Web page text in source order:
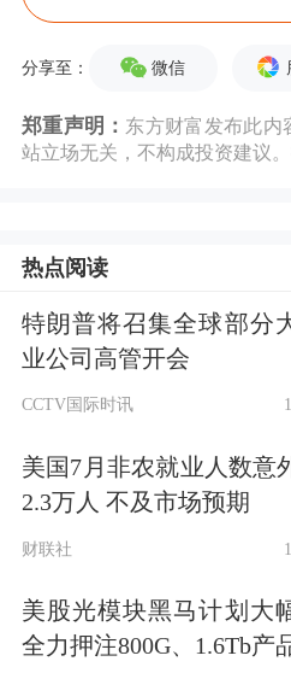
江水暖鸭先知”的领
场已步入“仲夏”，券
低位，该背离或将难
究发现，自2024年
响券商板块的资金
净买入贡献，散户
在2024年10月至12
年4月市场低点至
板块同步市场上涨
分享至： 微信
郑重声明： 东方财富发布此内
站立场无关，不构成投资建议
热点阅读
特朗普将召集全球部分
业公司高管开会
CCTV国际时讯
美国7月非农就业人数意
2.3万人 不及市场预期
财联社
美股光模块黑马计划大
全力押注800G、1.6Tb产